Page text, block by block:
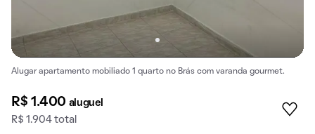
Alugar apartamento mobiliado 1 quarto no Brás com varanda gourmet.
R$ 1.400 aluguel
R$ 1.904 total